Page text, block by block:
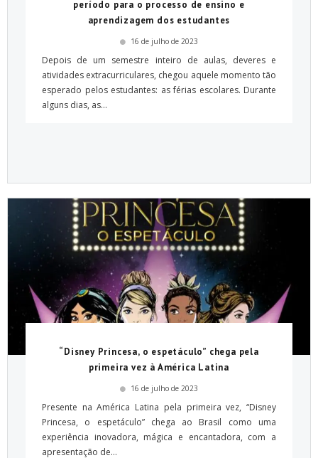
período para o processo de ensino e
aprendizagem dos estudantes
16 de julho de 2023
Depois de um semestre inteiro de aulas, deveres e
atividades extracurriculares, chegou aquele momento tão
esperado pelos estudantes: as férias escolares. Durante
alguns dias, as...
“Disney Princesa, o espetáculo” chega pela
primeira vez à América Latina
16 de julho de 2023
Presente na América Latina pela primeira vez, “Disney
Princesa, o espetáculo” chega ao Brasil como uma
experiência inovadora, mágica e encantadora, com a
apresentação de...